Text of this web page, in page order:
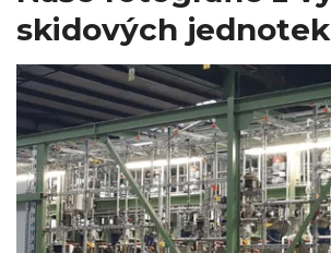
skidových jednotek